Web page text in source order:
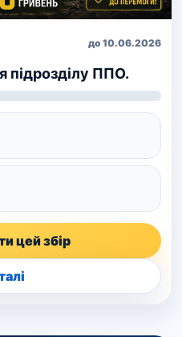
до 10.06.2026
підрозділу ППО.
цей збір